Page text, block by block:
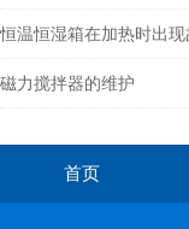
磁力搅拌器的维护
首页